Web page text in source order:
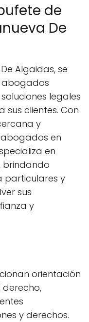
de
De
Algaidas, se
abogados
legales
sus clientes. Con
y
en
en
brindando
particulares y
sus
y
orientación
y derechos.